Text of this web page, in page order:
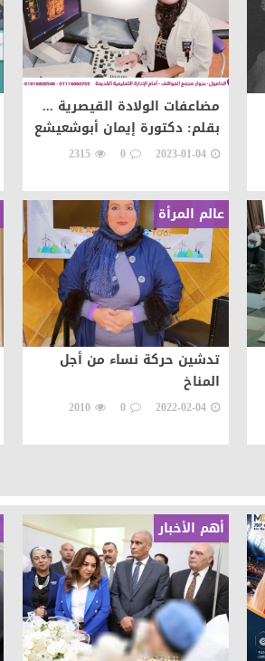
مضاعفات الولادة القيصرية ...
بقلم: دكتورة إيمان أبوشعيشع
2023-01-04
0
2315
عالم المرأة
تدشين حركة نساء من أجل
المناخ
2022-02-04
0
2010
أهم الأخبار